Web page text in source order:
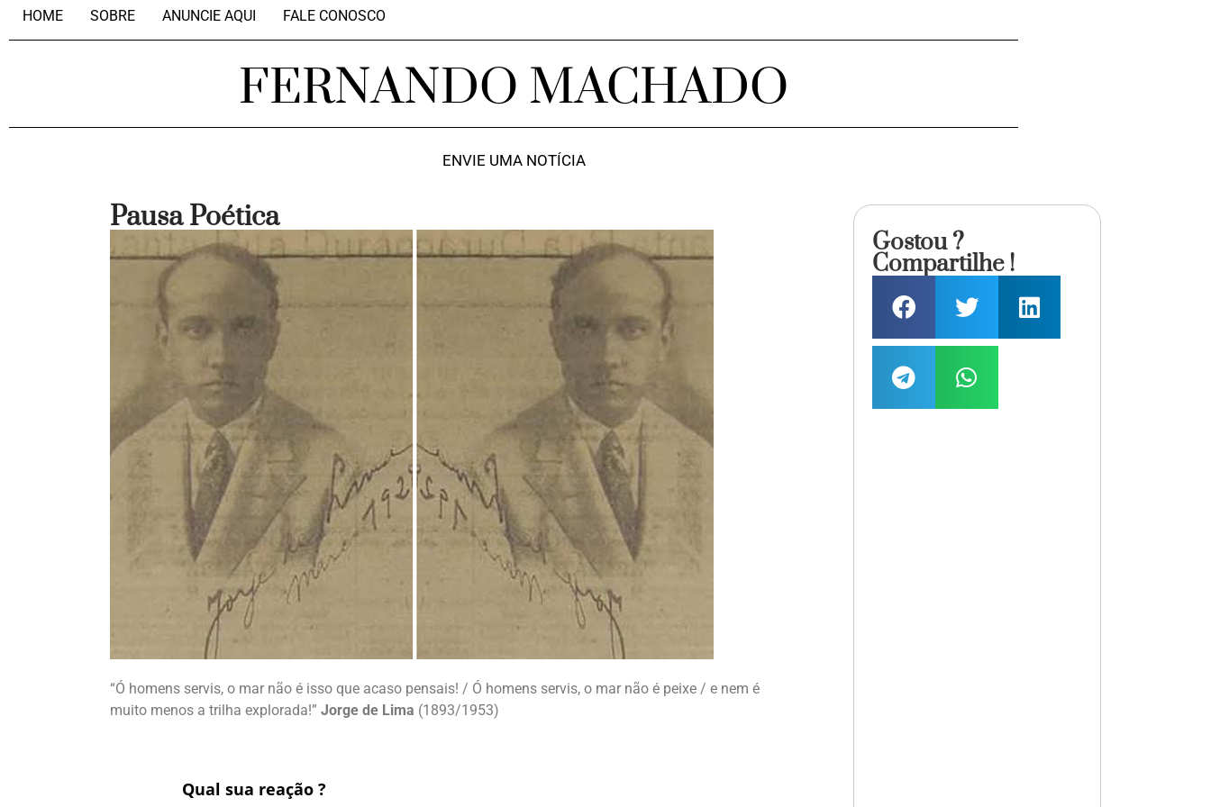
HOME SOBRE ANUNCIE AQUI FALE CONOSCO
FERNANDO MACHADO
ENVIE UMA NOTÍCIA
Pausa Poética
“Ó homens servis, o mar não é isso que acaso pensais! / Ó homens servis, o mar não é peixe / e nem é
muito menos a trilha explorada!” Jorge de Lima (1893/1953)
Qual sua reação ?
Gostou ?
Compartilhe !